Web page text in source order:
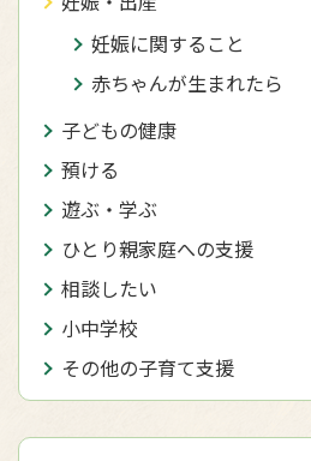
妊娠に関すること
赤ちゃんが生まれたら
子どもの健康
預ける
遊ぶ・学ぶ
ひとり親家庭への支援
相談したい
小中学校
その他の子育て支援